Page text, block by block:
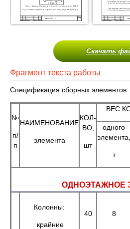
Скачать
Фрагмент текста работы
Спецификация сборных элементов
№
п/
п
НАИМЕНОВАНИЕ
элемента
КОЛ-
ВО,
шт
ВЕС
одного
элемента,
т
ОДНОЭТАЖНОЕ
Колонны:
крайние
40 8